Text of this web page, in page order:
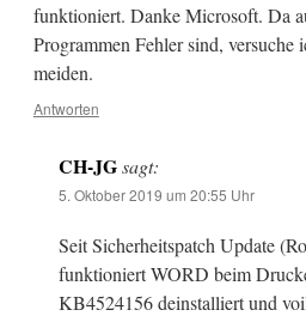
funktioniert. Danke Microsoft. Da
Programmen Fehler sind,
meiden.
Antworten
CH-JG sagt:
5. Oktober 2019 um 20:55 Uhr
Seit Sicherheitspatch Update
funktioniert WORD beim
KB4524156 deinstalliert und